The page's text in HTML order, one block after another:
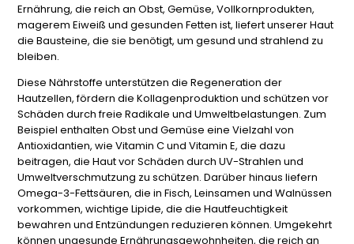
Ernährung, die reich an Obst, Gemüse, Vollkornprodukten,
magerem Eiweiß und gesunden Fetten ist, liefert unserer Haut
die Bausteine, die sie benötigt, um gesund und strahlend zu
bleiben.
Diese Nährstoffe unterstützen die Regeneration der
Hautzellen, fördern die Kollagenproduktion und schützen vor
Schäden durch freie Radikale und Umweltbelastungen. Zum
Beispiel enthalten Obst und Gemüse eine Vielzahl von
Antioxidantien, wie Vitamin C und Vitamin E, die dazu
beitragen, die Haut vor Schäden durch UV-Strahlen und
Umweltverschmutzung zu schützen. Darüber hinaus liefern
Omega-3-Fettsäuren, die in Fisch, Leinsamen und Walnüssen
vorkommen, wichtige Lipide, die die Hautfeuchtigkeit
bewahren und Entzündungen reduzieren können. Umgekehrt
können ungesunde Ernährungsgewohnheiten, die reich an